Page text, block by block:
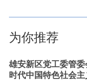
为你推荐
雄安新区党工委管
时代中国特色社会